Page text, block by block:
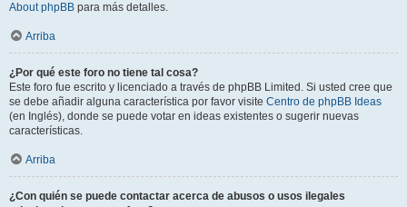
About phpBB para más detalles.
Arriba
¿Por qué este foro no tiene tal cosa?
Este foro fue escrito y licenciado a través de phpBB Limited. Si usted cree que
se debe añadir alguna característica por favor visite Centro de phpBB Ideas
(en Inglés), donde se puede votar en ideas existentes o sugerir nuevas
características.
Arriba
¿Con quién se puede contactar acerca de abusos o usos ilegales